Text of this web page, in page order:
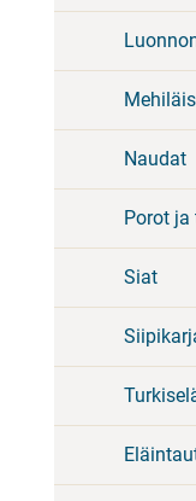
Naudat
Porot
Siat